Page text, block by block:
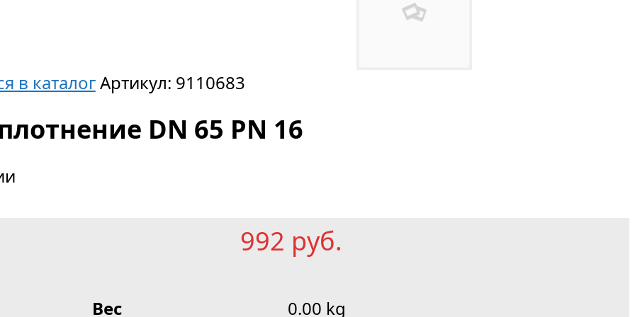
в каталогАртикул: 9110683
DN 65 PN 16
992 руб.
Вес 0.00 kg